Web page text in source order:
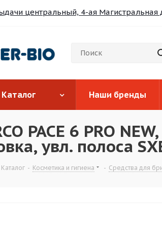
центральный, 4-ая Магистральная
Каталог Наши бренды
PACE 6 PRO
увл. полоса
Каталог - Косметика и гигиена - Средства для